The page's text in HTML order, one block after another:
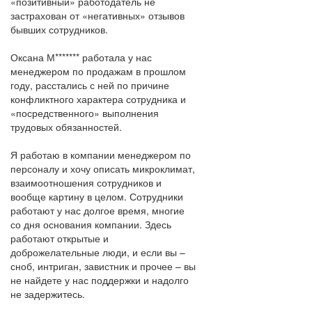
застрахован от «негативных» отзывов
бывших сотрудников.
Оксана М******* работала у нас
менеджером по продажам в прошлом
году, расстались с ней по причине
конфликтного характера сотрудника и
«посредственного» выполнения
трудовых обязанностей.
Я работаю в компании менеджером по
персоналу и хочу описать микроклимат,
взаимоотношения сотрудников и
вообще картину в целом. Сотрудники
работают у нас долгое время, многие
со дня основания компании. Здесь
работают открытые и
доброжелательные люди, и если вы –
сноб, интриган, завистник и прочее – вы
не найдете у нас поддержки и надолго
не задержитесь.